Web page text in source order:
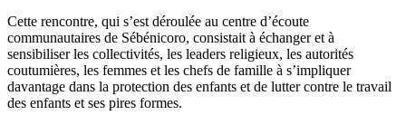
sur
le
travail
et
Cette rencontre, qui s’est déroulée au centre d’écoute
communautaires de Sébénicoro, consistait à échanger et à
sensibiliser les collectivités, les leaders religieux, les autorités
coutumières, les femmes et les chefs de famille à s’impliquer
davantage dans la protection des enfants et de lutter contre le travail
des enfants et ses pires formes.